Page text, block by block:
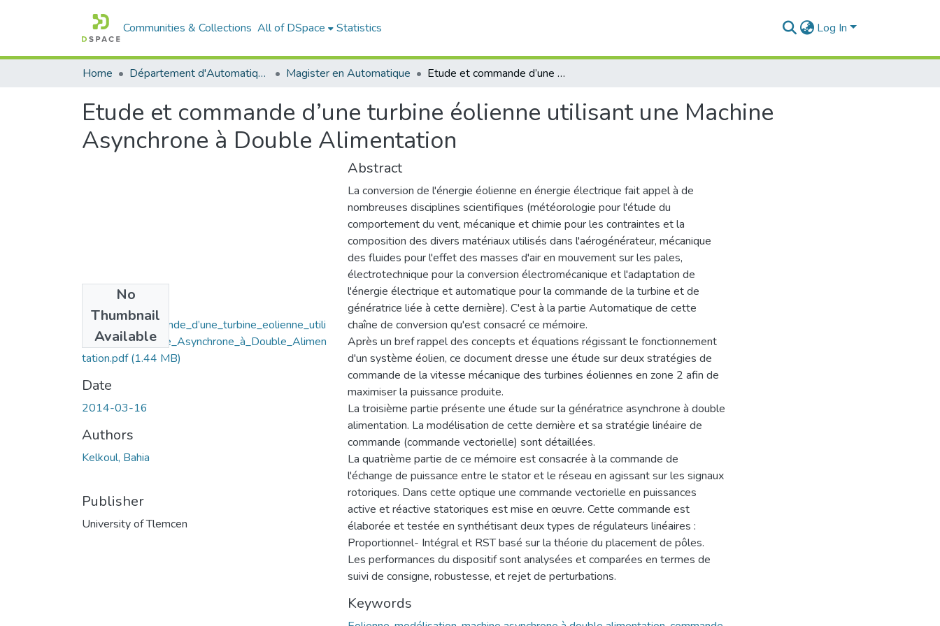
Communities & Collections All of DSpace Statistics Log In
Home Département d'Automatique Magister en Automatique Etude et commande d’une turbine éolienne utilisant une Machine Asynchrone à Double Alimentation
Etude et commande d’une turbine éolienne utilisant une Machine
Asynchrone à Double Alimentation
No
Thumbnail
Available
Etude_et_commande_d’une_turbine_eolienne_utili
sant_une_Machine_Asynchrone_à_Double_Alimen
tation.pdf(1.44 MB)
Date
2014-03-16
Authors
Kelkoul, Bahia
Publisher
University of Tlemcen
Abstract
La conversion de l'énergie éolienne en énergie électrique fait appel à de
nombreuses disciplines scientifiques (météorologie pour l'étude du
comportement du vent, mécanique et chimie pour les contraintes et la
composition des divers matériaux utilisés dans l'aérogénérateur, mécanique
des fluides pour l'effet des masses d'air en mouvement sur les pales,
électrotechnique pour la conversion électromécanique et l'adaptation de
l'énergie électrique et automatique pour la commande de la turbine et de
génératrice liée à cette dernière). C'est à la partie Automatique de cette
chaîne de conversion qu'est consacré ce mémoire.
Après un bref rappel des concepts et équations régissant le fonctionnement
d'un système éolien, ce document dresse une étude sur deux stratégies de
commande de la vitesse mécanique des turbines éoliennes en zone 2 afin de
maximiser la puissance produite.
La troisième partie présente une étude sur la génératrice asynchrone à double
alimentation. La modélisation de cette dernière et sa stratégie linéaire de
commande (commande vectorielle) sont détaillées.
La quatrième partie de ce mémoire est consacrée à la commande de
l'échange de puissance entre le stator et le réseau en agissant sur les signaux
rotoriques. Dans cette optique une commande vectorielle en puissances
active et réactive statoriques est mise en œuvre. Cette commande est
élaborée et testée en synthétisant deux types de régulateurs linéaires :
Proportionnel- Intégral et RST basé sur la théorie du placement de pôles.
Les performances du dispositif sont analysées et comparées en termes de
suivi de consigne, robustesse, et rejet de perturbations.
Keywords